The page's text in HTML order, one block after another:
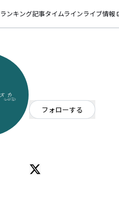
ランキング記事タイムラインライブ情報
フォローする